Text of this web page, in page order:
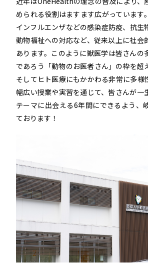
められる役割はますます広がっています
インフルエンザなどの感染症防疫、抗生
動物福祉への対応など、従来以上に社会
あります。このように獣医学は皆さんの
であろう「動物のお医者さん」の枠を超
そしてヒト医療にもかかわる非常に多様
幅広い授業や実習を通じて、皆さんが一
テーマに出会える6年間にできるよう、
ております！